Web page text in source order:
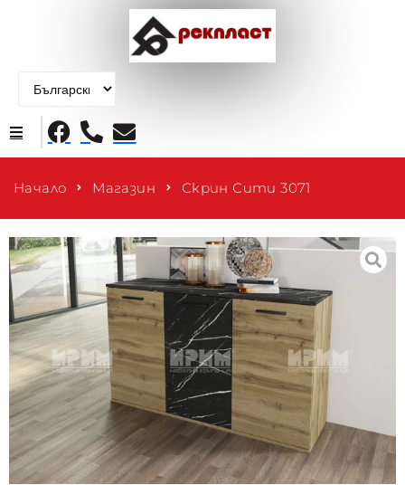
Продукти
За нас
Контакти
Начало Магазин Скрин Сити 3071